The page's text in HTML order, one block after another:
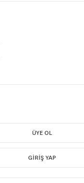
ÜYE OL
GIRIŞ YAP